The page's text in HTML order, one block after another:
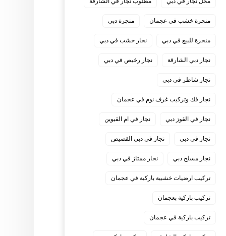
منجرة خشب في عجمان منجرة دبي
منجرة للبيع في دبي نجار خشب في دبي
نجار دبي الشارقة نجار رخيص في دبي
نجار شاطر في دبي
نجار فك وتركيب غرف نوم في عجمان
نجار في القوز دبي نجار في ام القيوين
نجار في دبي نجار في دبي القصيص
نجار مسلح دبي نجار ممتاز في دبي
‏تركيب ارضيات خشبية باركية في عجمان
‏تركيب باركية بعجمان
‏تركيب باركية في عجمان